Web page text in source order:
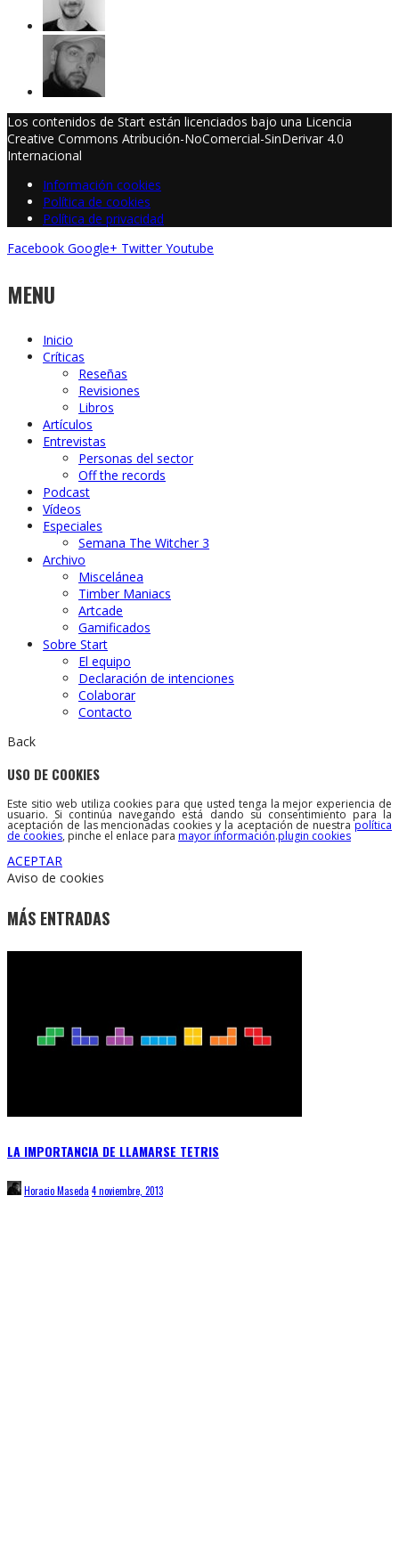
Los contenidos de Start están licenciados bajo una Licencia
Creative Commons Atribución-NoComercial-SinDerivar 4.0
Internacional
Información cookies
Política de cookies
Política de privacidad
Facebook Google+ Twitter Youtube
MENU
Inicio
Críticas
Reseñas
Revisiones
Libros
Artículos
Entrevistas
Personas del sector
Off the records
Podcast
Vídeos
Especiales
Semana The Witcher 3
Archivo
Miscelánea
Timber Maniacs
Artcade
Gamificados
Sobre Start
El equipo
Declaración de intenciones
Colaborar
Contacto
Back
USO DE COOKIES
Este sitio web utiliza cookies para que usted tenga la mejor experiencia de
usuario. Si continúa navegando está dando su consentimiento para la
aceptación de las mencionadas cookies y la aceptación de nuestrapolítica
de cookies, pinche el enlace para mayor información.plugin cookies
ACEPTAR
Aviso de cookies
MÁS ENTRADAS
LA IMPORTANCIA DE LLAMARSE TETRIS
Horacio Maseda 4 noviembre, 2013